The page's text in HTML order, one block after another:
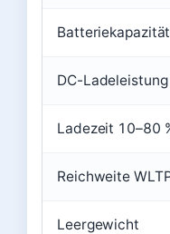
DC-Ladeleistung
Ladezeit 10–80
Reichweite
Leergewicht